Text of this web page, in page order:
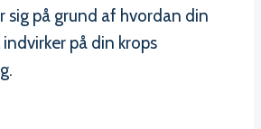
sig på grund af hvordan din
på din krops